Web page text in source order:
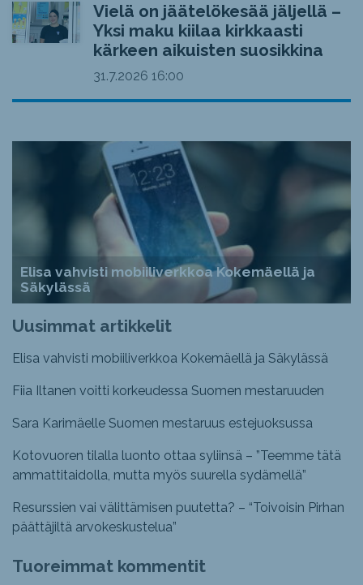
Vielä on jäätelökesää jäljellä –
Yksi maku kiilaa kirkkaasti
kärkeen aikuisten suosikkina
31.7.2026 16:00
Elisa vahvisti mobiiliverkkoa Kokemäellä ja
Säkylässä
Uusimmat artikkelit
Elisa vahvisti mobiiliverkkoa Kokemäellä ja Säkylässä
Fiia Iltanen voitti korkeudessa Suomen mestaruuden
Sara Karimäelle Suomen mestaruus estejuoksussa
Kotovuoren tilalla luonto ottaa syliinsä – ”Teemme tätä
ammattitaidolla, mutta myös suurella sydämellä”
Resurssien vai välittämisen puutetta? – “Toivoisin Pirhan
päättäjiltä arvokeskustelua”
Tuoreimmat kommentit